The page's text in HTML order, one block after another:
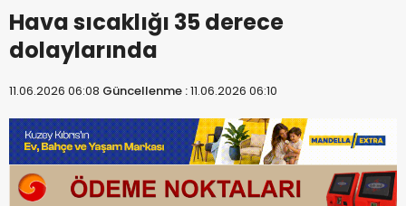
Hava sıcaklığı 35 derece
dolaylarında
11.06.2026 06:08 Güncellenme :11.06.2026 06:10